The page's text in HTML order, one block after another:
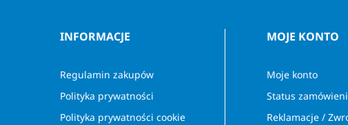
INFORMACJE
Regulamin zakupów
Polityka prywatności
Polityka prywatności cookie
MOJE KONTO
Moje konto
Status
Reklamacje /